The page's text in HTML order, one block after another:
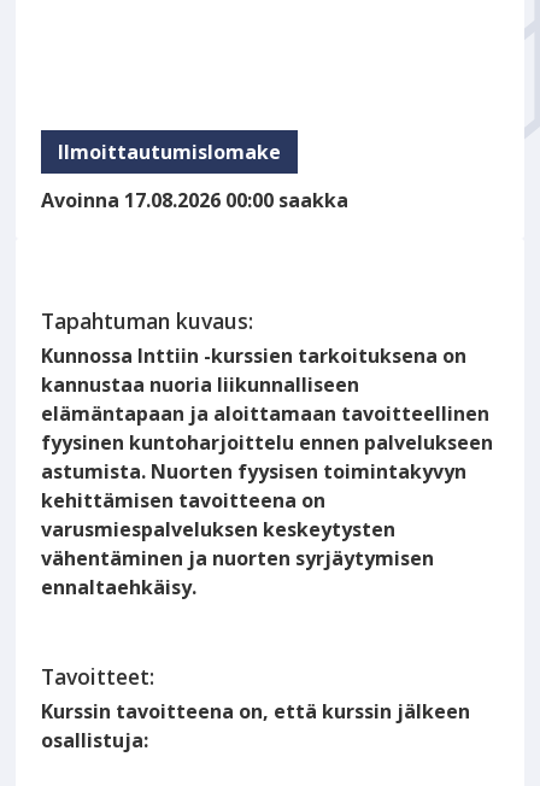
Ilmoittautumislomake
Avoinna 17.08.2026 00:00 saakka
Tapahtuman kuvaus:
Kunnossa Inttiin -kurssien tarkoituksena on
kannustaa nuoria liikunnalliseen
elämäntapaan ja aloittamaan tavoitteellinen
fyysinen kuntoharjoittelu ennen palvelukseen
astumista. Nuorten fyysisen toimintakyvyn
kehittämisen tavoitteena on
varusmiespalveluksen keskeytysten
vähentäminen ja nuorten syrjäytymisen
ennaltaehkäisy.
Tavoitteet:
Kurssin tavoitteena on, että kurssin jälkeen
osallistuja: